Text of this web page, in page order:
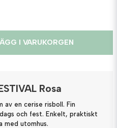
I VARUKORGEN
Rosa
av en cerise risboll. Fin
och fest. Enkelt, praktiskt
med utomhus.